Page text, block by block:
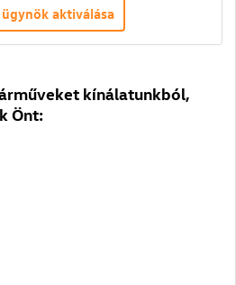
aktiválása
kínálatunkból,
Önt: